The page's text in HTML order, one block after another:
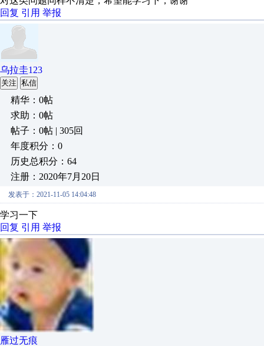
回复 引用 举报
乌拉圭123
关注 私信
精华：0帖
求助：0帖
帖子：0帖 | 305回
年度积分：0
历史总积分：64
注册：2020年7月20日
发表于：2021-11-05 14:04:48
学习一下
回复 引用 举报
雁过无痕